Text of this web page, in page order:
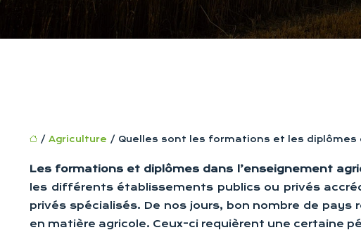
/ Agriculture / Quelles sont les formations et les diplômes
Les formations et diplômes dans l’enseignement
les différents établissements publics ou privés
privés spécialisés. De nos jours, bon nombre de
en matière agricole. Ceux-ci requièrent une certaine